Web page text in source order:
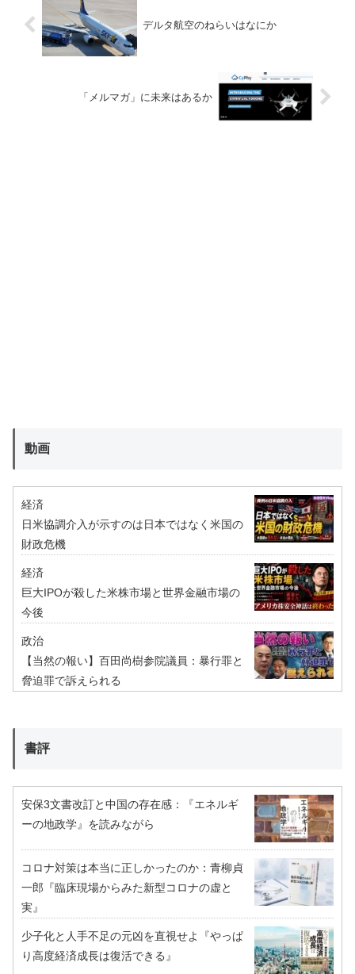
デルタ航空のねらいはなにか
「メルマガ」に未来はあるか
動画
経済
日米協調介入が示すのは日本ではなく米国の
財政危機
経済
巨大IPOが殺した米株市場と世界金融市場の
今後
政治
【当然の報い】百田尚樹参院議員：暴行罪と
脅迫罪で訴えられる
書評
安保3文書改訂と中国の存在感：『エネルギ
ーの地政学』を読みながら
コロナ対策は本当に正しかったのか：青柳貞
一郎『臨床現場からみた新型コロナの虚と
実』
少子化と人手不足の元凶を直視せよ『やっぱ
り高度経済成長は復活できる』